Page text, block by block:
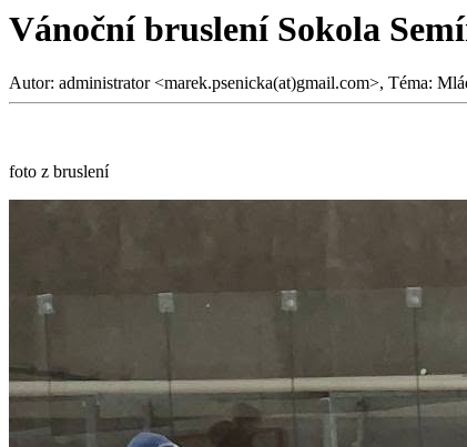
Vánoční bruslení Sokola
Autor: administrator <marek.psenicka(at)gmail.com>, Téma:
foto z bruslení